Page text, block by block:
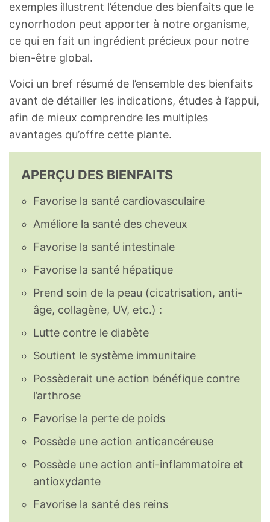
exemples illustrent l’étendue des bienfaits que le
cynorrhodon peut apporter à notre organisme,
ce qui en fait un ingrédient précieux pour notre
bien-être global.
Voici un bref résumé de l’ensemble des bienfaits
avant de détailler les indications, études à l’appui,
afin de mieux comprendre les multiples
avantages qu’offre cette plante.
APERÇU DES BIENFAITS
Favorise la santé cardiovasculaire
Améliore la santé des cheveux
Favorise la santé intestinale
Favorise la santé hépatique
Prend soin de la peau (cicatrisation, anti-
âge, collagène, UV, etc.) :
Lutte contre le diabète
Soutient le système immunitaire
Possèderait une action bénéfique contre
l’arthrose
Favorise la perte de poids
Possède une action anticancéreuse
Possède une action anti-inflammatoire et
antioxydante
Favorise la santé des reins